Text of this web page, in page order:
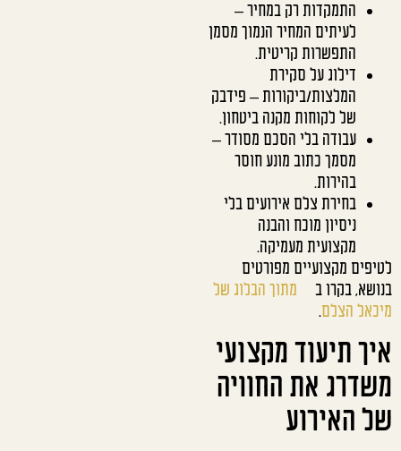
התמקדות רק במחיר –
לעיתים המחיר הנמוך מסמן
התפשרות קריטית.
דילוג על סקירת
המלצות/ביקורות – פידבק
של לקוחות מקנה ביטחון.
עבודה בלי הסכם מסודר –
מסמך כתוב מונע חוסר
בהירות.
בחירת צלם אירועים בלי
ניסיון מוכח והבנה
מקצועית מעמיקה.
לטיפים מקצועיים מפורטים
בנושא, בקרו ב
מתוך הבלוג של
מיכאל הצלם.
איך תיעוד מקצועי
משדרג את החוויה
של האירוע